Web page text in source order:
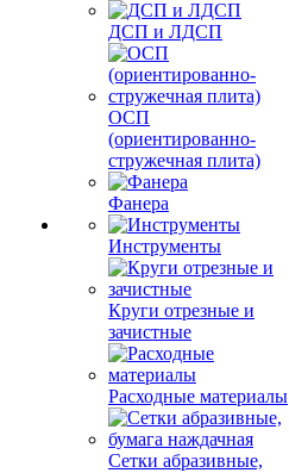
ДСП и ЛДСП
ОСП
(ориентированно-
стружечная плита)
Фанера
Инструменты
Круги отрезные и
зачистные
Расходные материалы
Сетки абразивные,